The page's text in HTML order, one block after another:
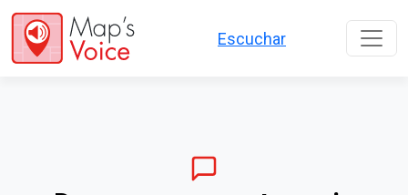
Aller au contenu principal
Escuchar